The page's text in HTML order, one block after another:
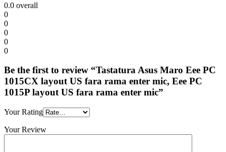
0.0 overall
0
0
0
0
0
Be the first to review “Tastatura Asus Maro Eee PC
1015CX layout US fara rama enter mic, Eee PC
1015P layout US fara rama enter mic”
Your Rating
Your Review